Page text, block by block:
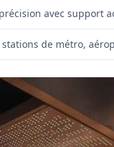
avec support
stations de métro,